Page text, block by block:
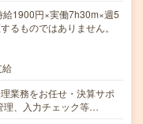
1900円×実働7h30m×週5
るものではありません。
給
業務をお任せ・決算サポ
理、入力チェック等…